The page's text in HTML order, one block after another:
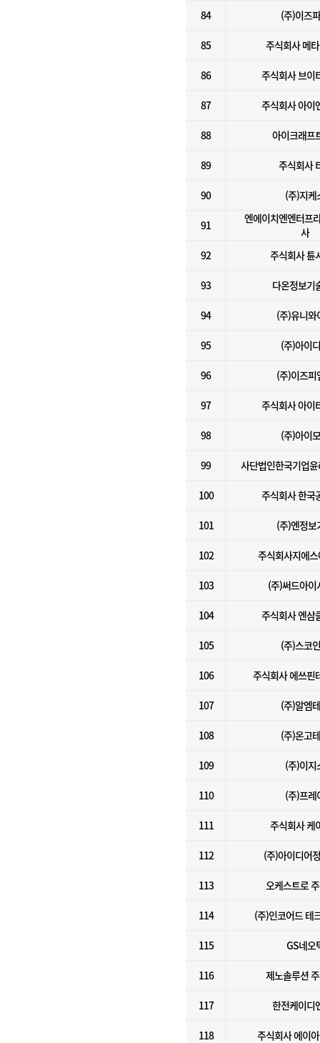
84 (주)이즈
85 주식회사 메
86 주식회사 브이
87 주식회사 아이
88 아이크래프
89 주식회사
90 (주)지케
91
엔에이치엔엔터프
사
92
주식회사 튠
93 다온정보기
94 (주)유니와
95 (주)아이
96 (주)이즈피
97 주식회사 아이
98 (주)아이
99 사단법인한국기업
100 주식회사 한국
101 (주)엔정보
102 주식회사지에
103 (주)써드아이
104 주식회사 엔삼
105 (주)스코
106 주식회사 에쓰핀
107 (주)알엠
108 (주)온고
109 (주)이지
110 (주)프레
111 주식회사 케
112 (주)아이디어
113 오케스트로
114 (주)인코어드 테
115 GS네오
116 제노솔루션
117 한전케이디
118 주식회사 에이